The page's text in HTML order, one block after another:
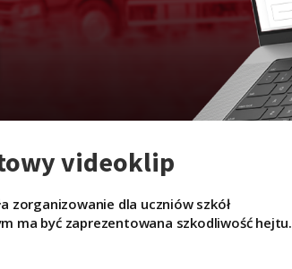
videoklip
zorganizowanie dla uczniów szkół
ma być zaprezentowana szkodliwość hejtu.